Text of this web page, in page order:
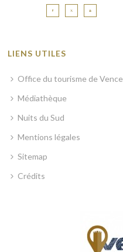
LIENS UTILES
Office du tourisme de Vence
Médiathèque
Nuits du Sud
Mentions légales
Sitemap
Crédits